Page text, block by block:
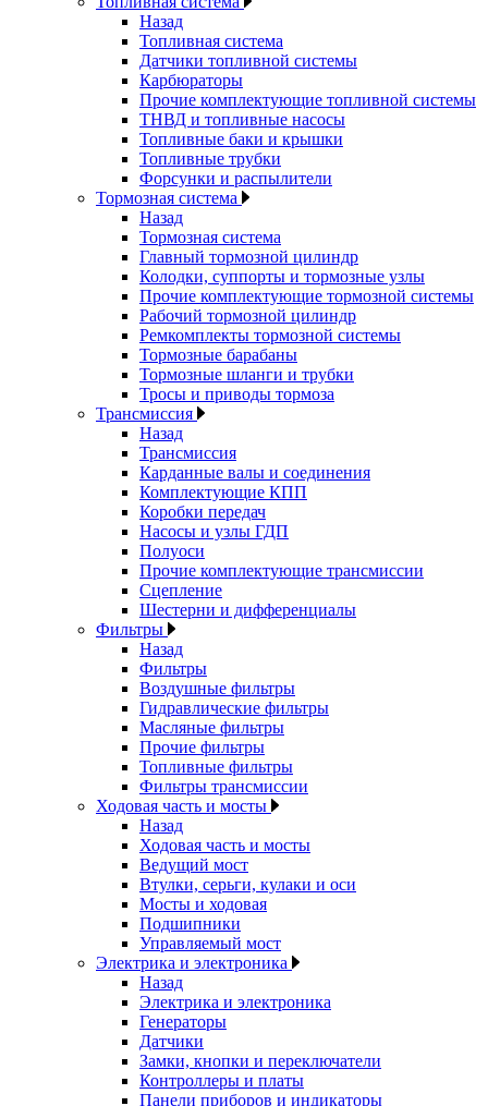
Назад
Топливная система
Датчики топливной системы
Карбюраторы
Прочие комплектующие топливной системы
ТНВД и топливные насосы
Топливные баки и крышки
Топливные трубки
Форсунки и распылители
Тормозная система
Назад
Тормозная система
Главный тормозной цилиндр
Колодки, суппорты и тормозные узлы
Прочие комплектующие тормозной системы
Рабочий тормозной цилиндр
Ремкомплекты тормозной системы
Тормозные барабаны
Тормозные шланги и трубки
Тросы и приводы тормоза
Трансмиссия
Назад
Трансмиссия
Карданные валы и соединения
Комплектующие КПП
Коробки передач
Насосы и узлы ГДП
Полуоси
Прочие комплектующие трансмиссии
Сцепление
Шестерни и дифференциалы
Фильтры
Назад
Фильтры
Воздушные фильтры
Гидравлические фильтры
Масляные фильтры
Прочие фильтры
Топливные фильтры
Фильтры трансмиссии
Ходовая часть и мосты
Назад
Ходовая часть и мосты
Ведущий мост
Втулки, серьги, кулаки и оси
Мосты и ходовая
Подшипники
Управляемый мост
Электрика и электроника
Назад
Электрика и электроника
Генераторы
Датчики
Замки, кнопки и переключатели
Контроллеры и платы
Панели приборов и индикаторы